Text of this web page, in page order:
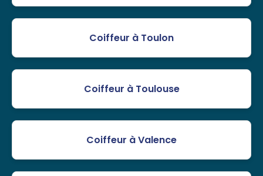
Coiffeur à Toulon
Coiffeur à Toulouse
Coiffeur à Valence